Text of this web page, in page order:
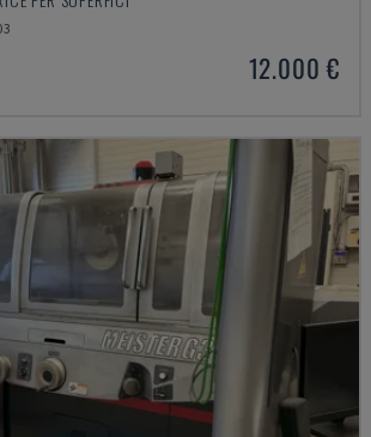
12.000 €